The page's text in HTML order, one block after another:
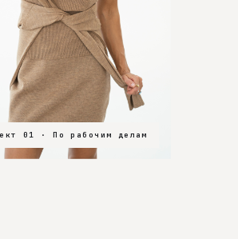
01 · По рабочим делам
02 · В зал
03 · На особенный вечер